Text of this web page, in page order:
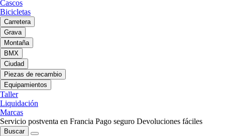
Cascos
Bicicletas
Carretera
Grava
Montaña
BMX
Ciudad
Piezas de recambio
Equipamientos
Taller
Liquidación
Marcas
Servicio postventa en Francia Pago seguro Devoluciones fáciles
Buscar